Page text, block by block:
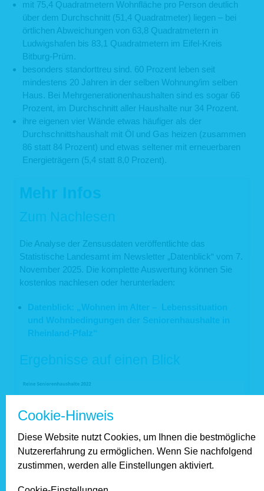
mit 75,4 Quadratmetern Wohnfläche pro Person deutlich
über dem Durchschnitt (51,4 Quadratmeter) liegen – bei
örtlichen Abweichungen von 63,8 Quadratmetern in
Ludwigshafen bis 83,1 Quadratmetern im Eifel-Kreis
Bitburg-Prüm.
besonders standorttreu sind. 60 Prozent leben seit
mindestens 20 Jahren in der selben Wohnung/im selben
Haus. Bei Mehrgenerationenhaushalten sind es sogar 66
Prozent, im Durchschnitt aller Haushalte nur 34 Prozent.
ihre eigenen vier Wände etwas häufiger als der
Durchschnittshaushalt mit Öl und Gas heizen (zusammen
86 statt 84 Prozent) und etwas seltener mit erneuerbaren
Energieträgern (5,4 statt 8,0 Prozent).
Mehr Infos
Zum Nachlesen
Die Analyse der Zensusdaten veröffentlichte das
Statistische Landesamt im Newsletter „Datenblick“ vom 7.
November 2025. Die komplette Auswertung können Sie
kostenlos nachlesen oder herunterladen:
Datenblick: „Wohnen im Alter – Lebenssituation
und Wohnbedingungen der Seniorenhaushalte in
Rheinland-Pfalz“
Ergebnisse auf einen Blick
Cookie-Hinweis
Diese Website nutzt Cookies, um Ihnen die bestmögliche
Nutzererfahrung zu ermöglichen. Wenn Sie nachfolgend
zustimmen, werden alle Einstellungen aktiviert.